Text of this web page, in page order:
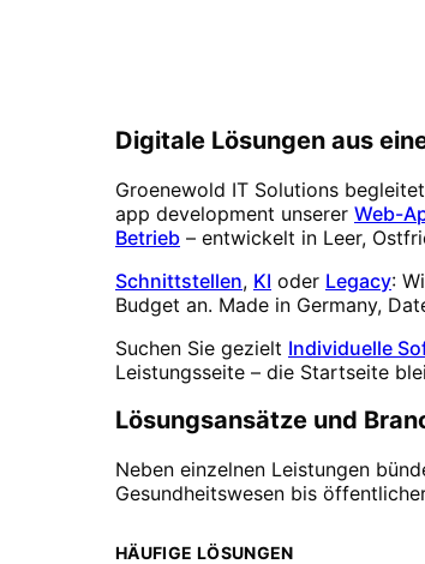
Digitale Lösungen aus
Groenewold IT Solutions
app development unserer Web-
Betrieb – entwickelt in Leer,
Schnittstellen, KI oder Legacy:
Budget an. Made in Germany,
Suchen Sie gezielt Individuelle
Leistungsseite – die Startseite
Lösungsansätze und
Neben einzelnen Leistungen
Gesundheitswesen bis
HÄUFIGE LÖSUNGEN